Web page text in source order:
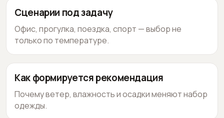
Сценарии под задачу
Офис, прогулка, поездка, спорт — выбор не
только по температуре.
Как формируется рекомендация
Почему ветер, влажность и осадки меняют набор
одежды.